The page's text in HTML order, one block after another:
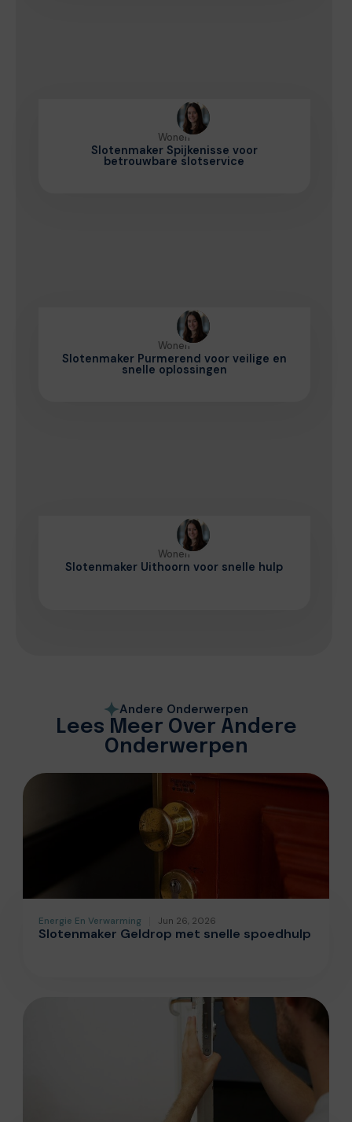
Wonen
Slotenmaker Spijkenisse voor
betrouwbare slotservice
Wonen
Slotenmaker Purmerend voor veilige en
snelle oplossingen
Wonen
Slotenmaker Uithoorn voor snelle hulp
Andere Onderwerpen
Lees Meer Over Andere
Onderwerpen
Energie En Verwarming Jun 26, 2026
Slotenmaker Geldrop met snelle spoedhulp